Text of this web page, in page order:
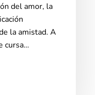
del amor, la
la amistad. A
cursa…